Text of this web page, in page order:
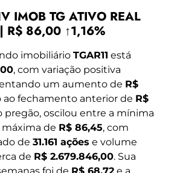
IMOB TG ATIVO REAL
R$ 86,00 ↑1,16%
imobiliário TGAR11 está
, com variação positiva
um aumento de R$
ao fechamento anterior de R$
pregão, oscilou entre a mínima
máxima de R$ 86,45, com
de 31.161 ações e volume
de R$ 2.679.846,00. Sua